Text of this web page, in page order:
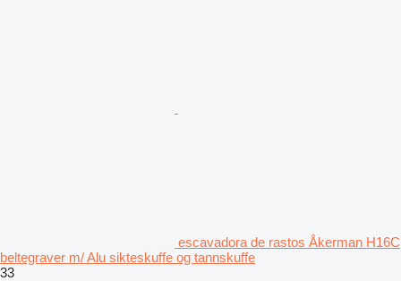
escavadora de rastos Åkerman H16C
beltegraver m/ Alu sikteskuffe og tannskuffe
33